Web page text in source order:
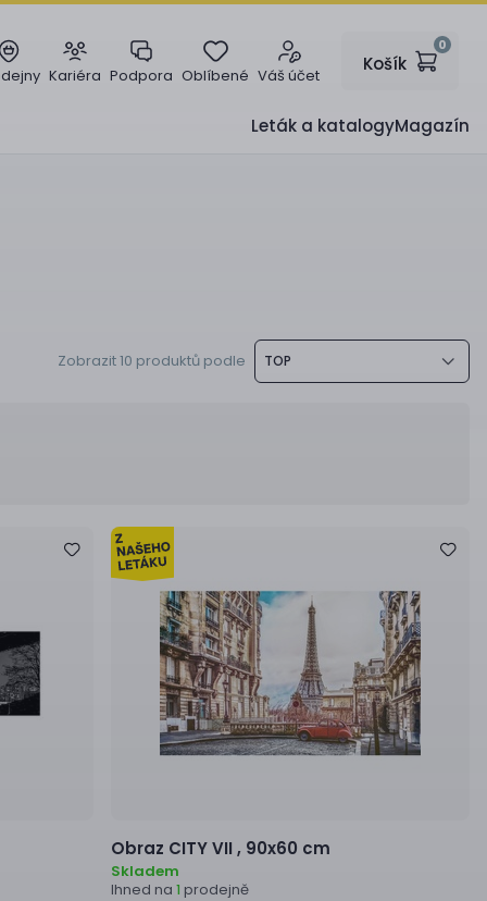
Kariéra Podpora Oblíbené Váš účet
Košík
0
Leták a katalogyMagazín
TOP
Zobrazit 10 produktů podle
Obraz CITY VII , 90x60 cm
Skladem
Ihned na 1 prodejně